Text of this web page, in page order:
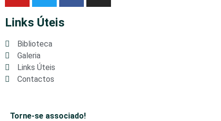
Links Úteis
Biblioteca
Galeria
Links Úteis
Contactos
Torne-se associado!